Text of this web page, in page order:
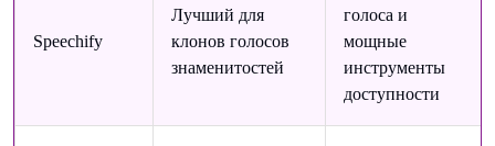
Speechify
Лучший для
клонов голосов
знаменитостей
голоса и
мощные
инструменты
доступности